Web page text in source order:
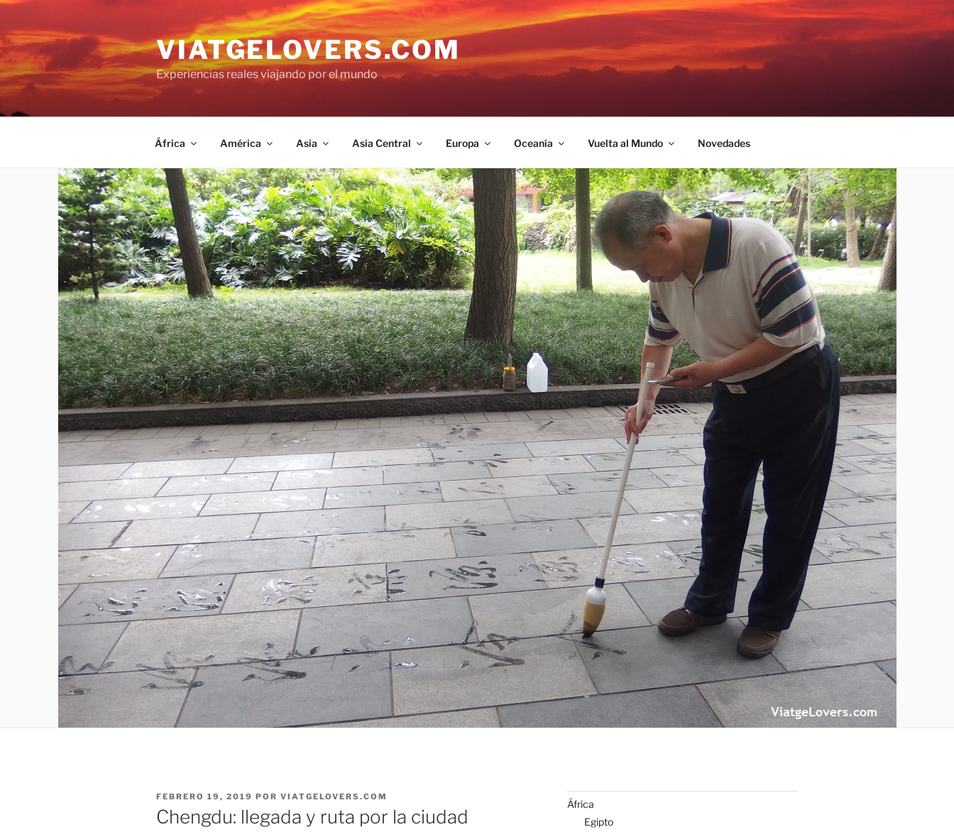
Saltar
contenido
VIATGELOVERS.COM
Experiencias reales viajando por el mundo
África América Asia Asia Central Europa Oceanía Vuelta al Mundo Novedades
PUBLICADO
EL
FEBRERO 19, 2019 POR VIATGELOVERS.COM
Chengdu: llegada y ruta por la ciudad
África
Egipto